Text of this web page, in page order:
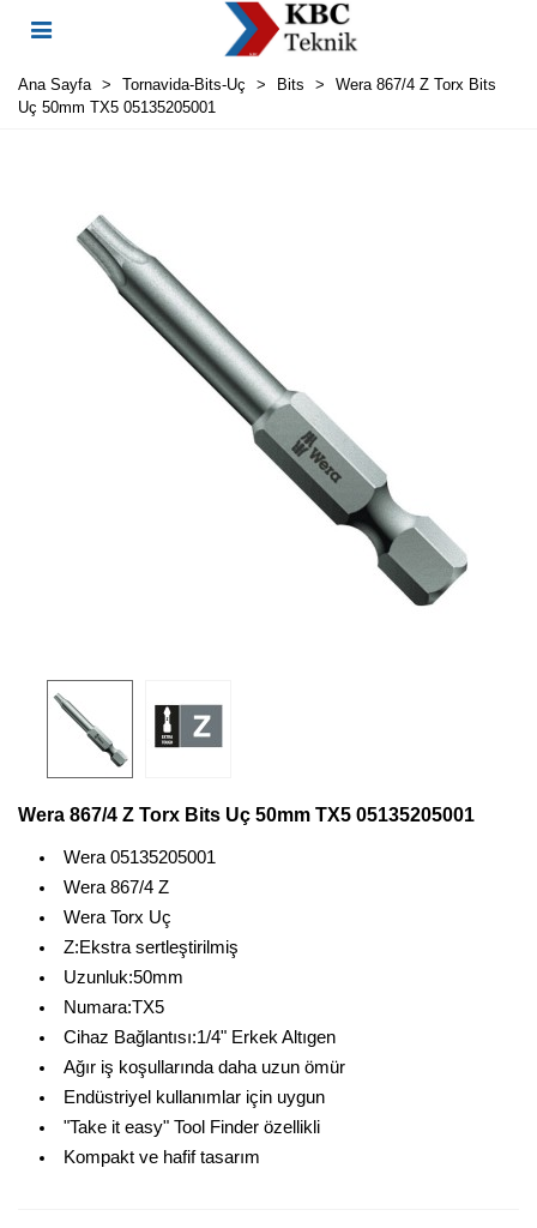
Ana Sayfa > Tornavida-Bits-Uç > Bits >
Wera 867/4 Z Torx Bits
Uç 50mm TX5 05135205001
Wera 867/4 Z Torx Bits Uç 50mm TX5 05135205001
Wera 05135205001
Wera 867/4 Z
Wera Torx Uç
Z:Ekstra sertleştirilmiş
Uzunluk:50mm
Numara:TX5
Cihaz Bağlantısı:1/4" Erkek Altıgen
Ağır iş koşullarında daha uzun ömür
Endüstriyel kullanımlar için uygun
"Take it easy" Tool Finder özellikli
Kompakt ve hafif tasarım